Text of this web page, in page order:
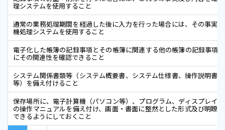
理システムを使用すること
通常の業務処理期間を経過した後に入力を行った場合には、その事実
機処理システムを使用すること
電子化した帳簿の記録事項とその帳簿に関連する他の帳簿の記録事項
にその関連性を確認できること
システム関係書類等（システム概要書、システム仕様書、操作説明書
等）を備え付けること
保存場所に、電子計算機（パソコン等）、プログラム、ディスプレイ
の操作マニュアルを備え付け、画面・書面に整然とした形式及び明瞭
できるようにしておくこと